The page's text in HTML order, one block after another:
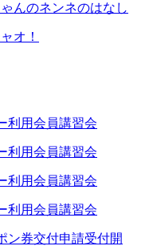
んのネンネのはなし
オ！
利用会員講習会
利用会員講習会
利用会員講習会
利用会員講習会
券交付申請受付開